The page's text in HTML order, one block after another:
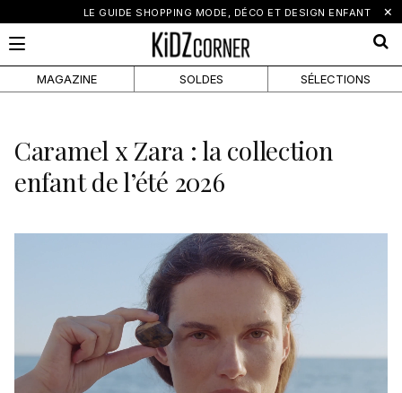
LE GUIDE SHOPPING MODE, DÉCO ET DESIGN ENFANT ×
MAGAZINE SOLDES SÉLECTIONS
Caramel x Zara : la collection
enfant de l’été 2026